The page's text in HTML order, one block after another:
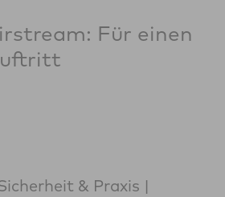
Für einen
& Praxis